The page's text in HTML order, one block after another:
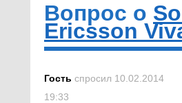
Вопрос о
Ericsson
Гость спросил 10.02.2014
19:33